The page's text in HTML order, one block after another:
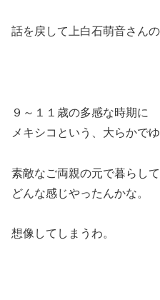
話を戻して上白石萌音さんの
９～１１歳の多感な時期に
メキシコという、大らかで
素敵なご両親の元で暮らし
どんな感じやったんかな。
想像してしまうわ。